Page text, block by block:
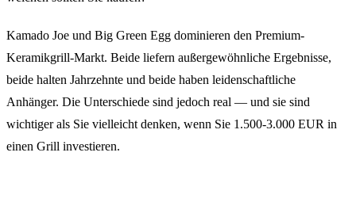
Kamado Joe und Big Green Egg dominieren den Premium-
Keramikgrill-Markt. Beide liefern außergewöhnliche Ergebnisse,
beide halten Jahrzehnte und beide haben leidenschaftliche
Anhänger. Die Unterschiede sind jedoch real — und sie sind
wichtiger als Sie vielleicht denken, wenn Sie 1.500-3.000 EUR in
einen Grill investieren.